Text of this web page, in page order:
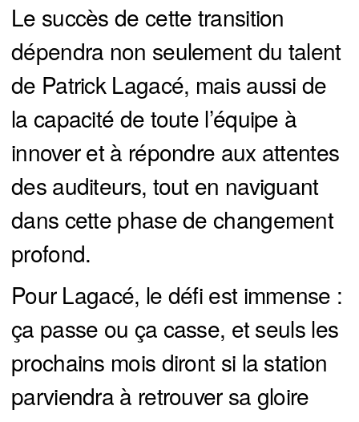
Le succès de cette transition
dépendra non seulement du talent
de Patrick Lagacé, mais aussi de
la capacité de toute l’équipe à
innover et à répondre aux attentes
des auditeurs, tout en naviguant
dans cette phase de changement
profond.
Pour Lagacé, le défi est immense :
ça passe ou ça casse, et seuls les
prochains mois diront si la station
parviendra à retrouver sa gloire